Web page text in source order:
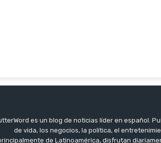
es un blog de noticias líder en español.
de vida, los negocios, la política, el
de Latinoamérica, disfrutan